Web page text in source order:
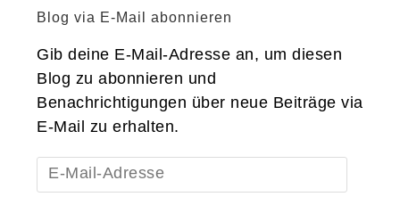
Blog via E-Mail abonnieren
Gib deine E-Mail-Adresse an, um diesen
Blog zu abonnieren und
Benachrichtigungen über neue Beiträge via
E-Mail zu erhalten.
E-
Mail-